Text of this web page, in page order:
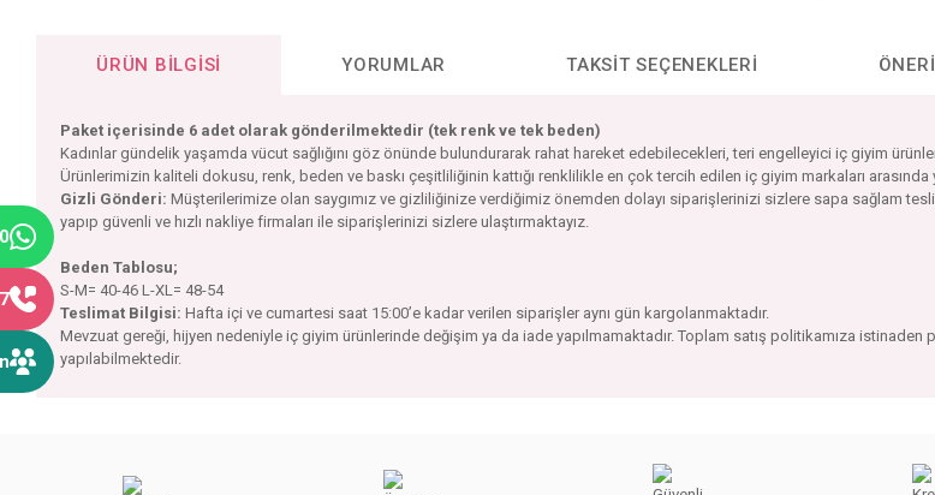
ÜRÜN BILGISI YORUMLAR TAKSIT SEÇENEKLERI
Paket içerisinde 6 adet olarak gönderilmektedir (tek renk ve tek beden)
Kadınlar gündelik yaşamda vücut sağlığını göz önünde bulundurarak rahat hareket edebilecekleri, teri engelleyici iç giyim
Ürünlerimizin kaliteli dokusu, renk, beden ve baskı çeşitliliğinin kattığı renklilikle en çok tercih edilen iç giyim markaları arasında
Gizli Gönderi: Müşterilerimize olan saygımız ve gizliliğinize verdiğimiz önemden dolayı siparişlerinizi sizlere sapa sağlam
yapıp güvenli ve hızlı nakliye firmaları ile siparişlerinizi sizlere ulaştırmaktayız.
Beden Tablosu;
S-M= 40-46 L-XL= 48-54
Teslimat Bilgisi: Hafta içi ve cumartesi saat 15:00’e kadar verilen siparişler aynı gün kargolanmaktadır.
Mevzuat gereği, hijyen nedeniyle iç giyim ürünlerinde değişim ya da iade yapılmamaktadır. Toplam satış politikamıza
yapılabilmektedir.